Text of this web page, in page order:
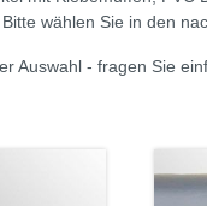
wählen Sie in den
Auswahl - fragen Sie